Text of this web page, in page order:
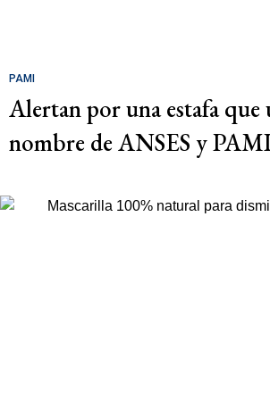
PAMI
Alertan por una estafa que
nombre de ANSES y